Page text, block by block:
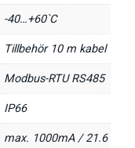
-40…+60`C
Tillbehör 10 m kabel
Modbus-RTU RS485
IP66
max. 1000mA / 21.6